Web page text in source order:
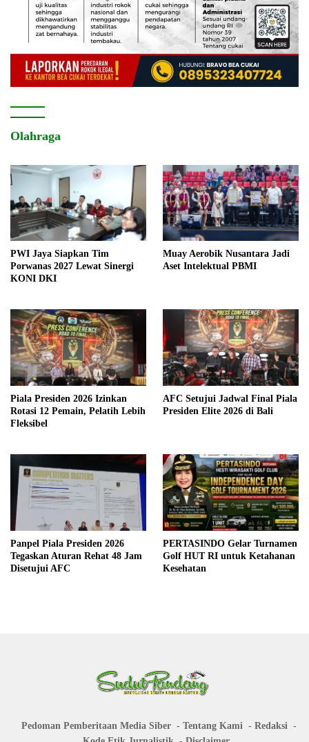
Olahraga
PWI Jaya Siapkan Tim
Porwanas 2027 Lewat Sinergi
KONI DKI
Muay Aerobik Nusantara Jadi
Aset Intelektual PBMI
Piala Presiden 2026 Izinkan
Rotasi 12 Pemain, Pelatih Lebih
Fleksibel
AFC Setujui Jadwal Final Piala
Presiden Elite 2026 di Bali
Panpel Piala Presiden 2026
Tegaskan Aturan Rehat 48 Jam
Disetujui AFC
PERTASINDO Gelar Turnamen
Golf HUT RI untuk Ketahanan
Kesehatan
Pedoman Pemberitaan Media Siber Tentang Kami
Redaksi